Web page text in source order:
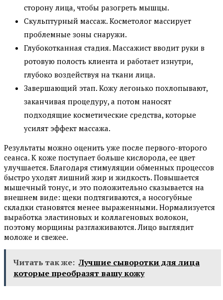
сторону лица, чтобы разогреть мышцы.
Скульптурный массаж. Косметолог массирует
проблемные зоны снаружи.
Глубокотканная стадия. Массажист вводит руки в
ротовую полость клиента и работает изнутри,
глубоко воздействуя на ткани лица.
Завершающий этап. Кожу легонько похлопывают,
заканчивая процедуру, а потом наносят
подходящие косметические средства, которые
усилят эффект массажа.
Результаты можно оценить уже после первого-второго
сеанса. К коже поступает больше кислорода, ее цвет
улучшается. Благодаря стимуляции обменных процессов
быстро уходят лишний жир и жидкость. Повышается
мышечный тонус, и это положительно сказывается на
внешнем виде: щеки подтягиваются, а носогубные
складки становятся менее выраженными. Нормализуется
выработка эластиновых и коллагеновых волокон,
поэтому морщины разглаживаются. Лицо выглядит
моложе и свежее.
Читать так же: Лучшие сыворотки для лица
которые преобразят вашу кожу